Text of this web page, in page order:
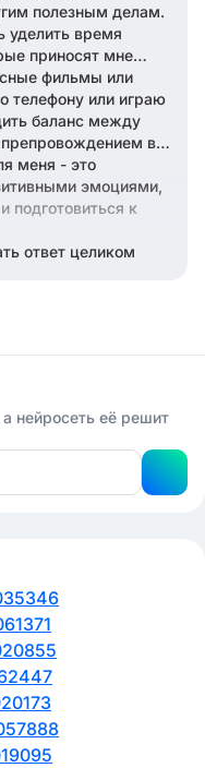
полезным делам.
уделить время
приносят мне
фильмы или
телефону или играю
баланс между
во
меня - это
эмоциями,
подготовиться к
ответ целиком
нейросеть её решит